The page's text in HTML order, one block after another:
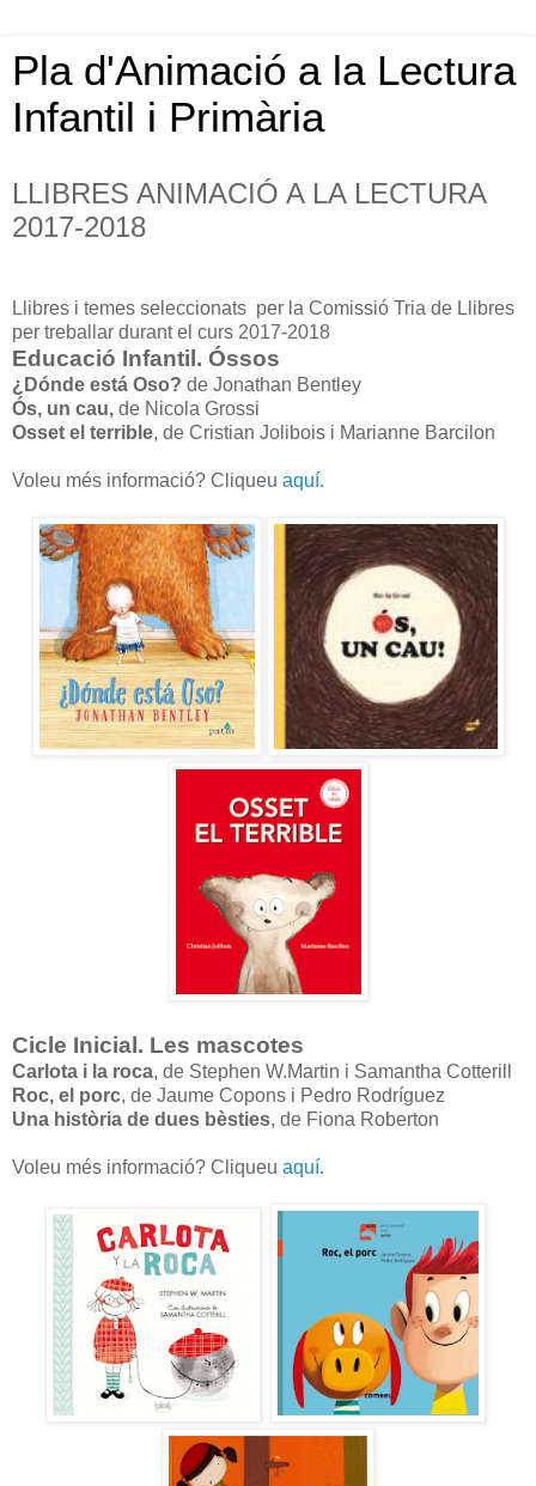
Pla d'Animació a la Lectura
Infantil i Primària
LLIBRES ANIMACIÓ A LA LECTURA
2017-2018
Llibres i temes seleccionats per la Comissió Tria de Llibres
per treballar durant el curs 2017-2018
Educació Infantil. Óssos
¿Dónde está Oso? de Jonathan Bentley
Ós, un cau, de Nicola Grossi
Osset el terrible, de Cristian Jolibois i Marianne Barcilon
Voleu més informació? Cliqueu aquí.
Cicle Inicial. Les mascotes
Carlota i la roca, de Stephen W.Martin i Samantha Cotterill
Roc, el porc, de Jaume Copons i Pedro Rodríguez
Una història de dues bèsties, de Fiona Roberton
Voleu més informació? Cliqueu aquí.